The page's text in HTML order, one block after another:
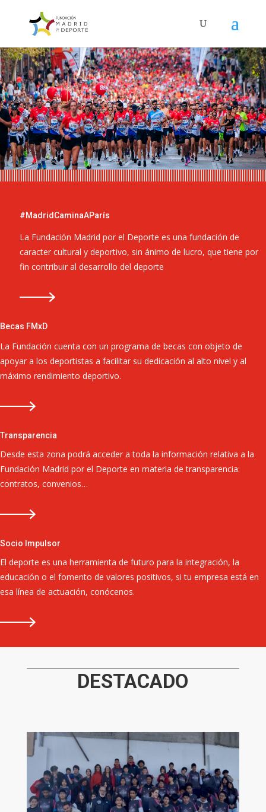
#MadridCaminaAParís
La Fundación Madrid por el Deporte es una fundación de
caracter cultural y deportivo, sin ánimo de lucro, que tiene por
fin contribuir al desarrollo del deporte
Becas FMxD
La Fundación cuenta con un programa de becas con objeto de
apoyar a los deportistas a facilitar su dedicación al alto nivel y al
máximo rendimiento deportivo.
Transparencia
Desde esta zona podrá acceder a toda la información relativa a la
Fundación Madrid por el Deporte en materia de transparencia:
contratos, convenios…
Socio Impulsor
El deporte es una herramienta de futuro para la integración, la
educación o el fomento de valores positivos, si tu empresa está en
esa línea de actuación, conócenos.
DESTACADO